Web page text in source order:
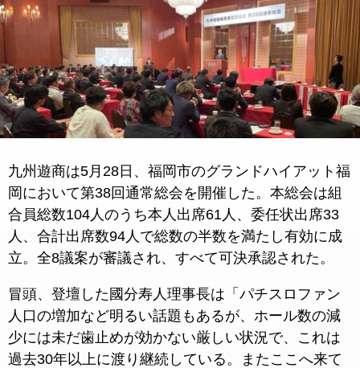
九州遊商は5月28日、福岡市のグランドハイアット福
岡において第38回通常総会を開催した。本総会は組
合員総数104人のうち本人出席61人、委任状出席33
人、合計出席数94人で総数の半数を満たし有効に成
立。全8議案が審議され、すべて可決承認された。
冒頭、登壇した國分寿人理事長は「パチスロファン
人口の増加など明るい話題もあるが、ホール数の減
少には未だ歯止めが効かない厳しい状況で、これは
過去30年以上に渡り継続している。またここへ来て